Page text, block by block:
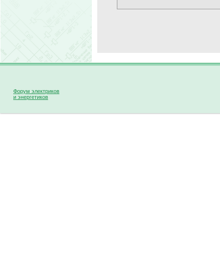
Форум электриков
и энергетиков